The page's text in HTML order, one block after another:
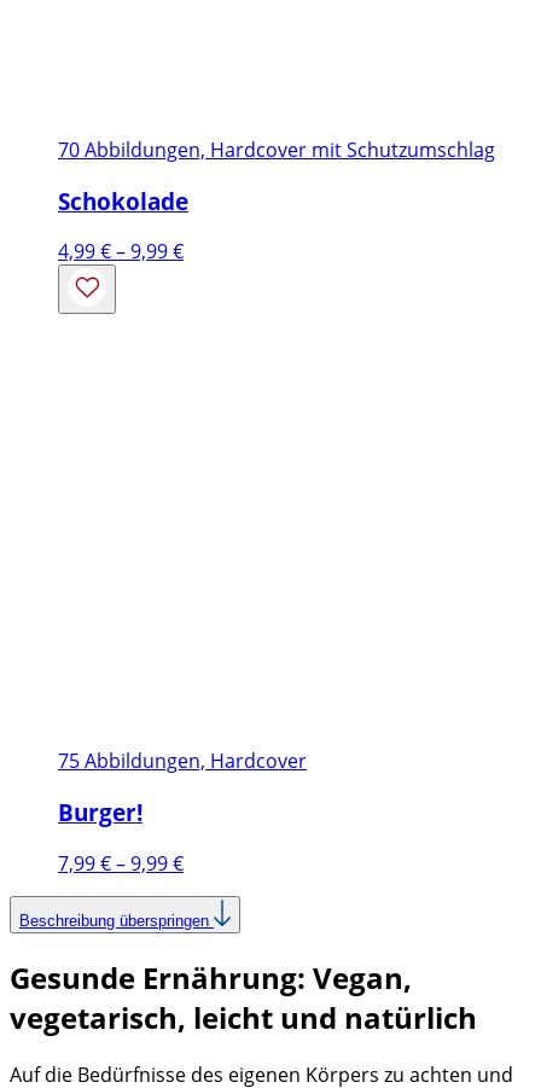
70 Abbildungen, Hardcover mit Schutzumschlag
Schokolade
4,99€–9,99€Preisspanne:
75 Abbildungen, Hardcover
Burger!
7,99€–9,99€Preisspanne:
bis
9,99 €
Beschreibung überspringen
Gesunde Ernährung: Vegan,
vegetarisch, leicht und natürlich
Auf die Bedürfnisse des eigenen Körpers zu achten und